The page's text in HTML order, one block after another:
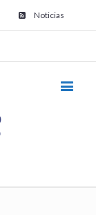
Noticias